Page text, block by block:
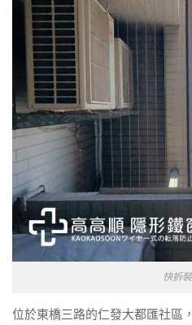
快拆
位於東橋三路的仁發大都匯社區